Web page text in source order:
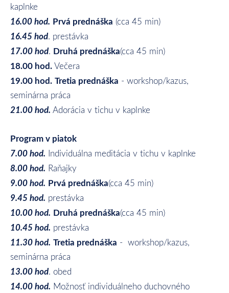
kaplnke
16.00 hod. Prvá prednáška (cca 45 min)
16.45 hod. prestávka
17.00 hod. Druhá prednáška(cca 45 min)
18.00 hod.Večera
19.00 hod. Tretia prednáška - workshop/kazus,
seminárna práca
21.00 hod. Adorácia v tichu v kaplnke
Program v piatok
7.00 hod. Individuálna meditácia v tichu v kaplnke
8.00 hod. Raňajky
9.00 hod. Prvá prednáška(cca 45 min)
9.45 hod. prestávka
10.00 hod. Druhá prednáška(cca 45 min)
10.45 hod. prestávka
11.30 hod. Tretia prednáška - workshop/kazus,
seminárna práca
13.00 hod. obed
14.00 hod. Možnosť individuálneho duchovného